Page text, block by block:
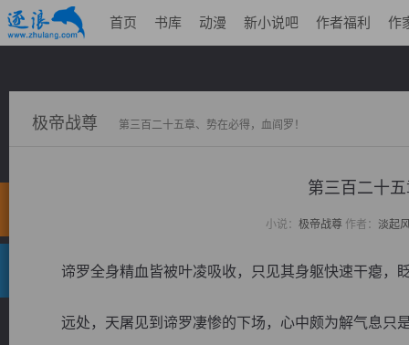
首页 书库 动漫 新小说吧 作者福利 作
极帝战尊 第三百二十五章、势在必得，血阎罗！
第三百二十
小说： 极帝战尊作者： 淡起
谛罗全身精血皆被叶凌吸收，只见其身躯快速干瘪，
远处，天屠见到谛罗凄惨的下场，心中颇为解气息只